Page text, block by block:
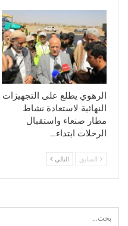
الرهوي يطلع على التجهيزات
النهائية لاستعادة نشاط
مطار صنعاء واستقبال
الرحلات ابتداء…
السابق التالي